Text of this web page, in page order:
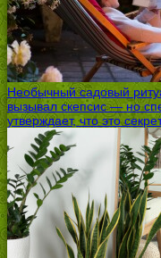
Необычный садовый
вызывал скепсис — но
утверждает, что это